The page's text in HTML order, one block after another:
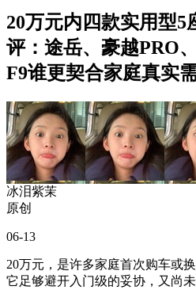
20万元内四款实用型5
评：途岳、豪越PRO
F9谁更契合家庭真实
冰泪紫茉
原创
06-13
20万元，是许多家庭首次购车
它足够避开入门级的妥协，又尚